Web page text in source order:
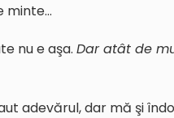
minte…
nu e aşa. Dar atât de
adevărul, dar mă şi